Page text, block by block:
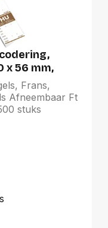
x 56 mm,
500 stuks